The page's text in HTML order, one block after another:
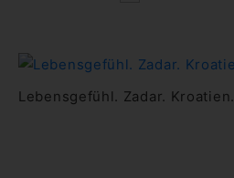
Lebensgefühl. Zadar. Kroatien.